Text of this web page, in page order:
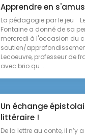
Apprendre en
La pédagogie par le jeu
Fontaine a donné de sa
mercredi à l'occasion du
soutien/
Lecoeuvre, professeur de
avec brio qu ...
Un échange
littéraire !
De la lettre au conte, il n’y